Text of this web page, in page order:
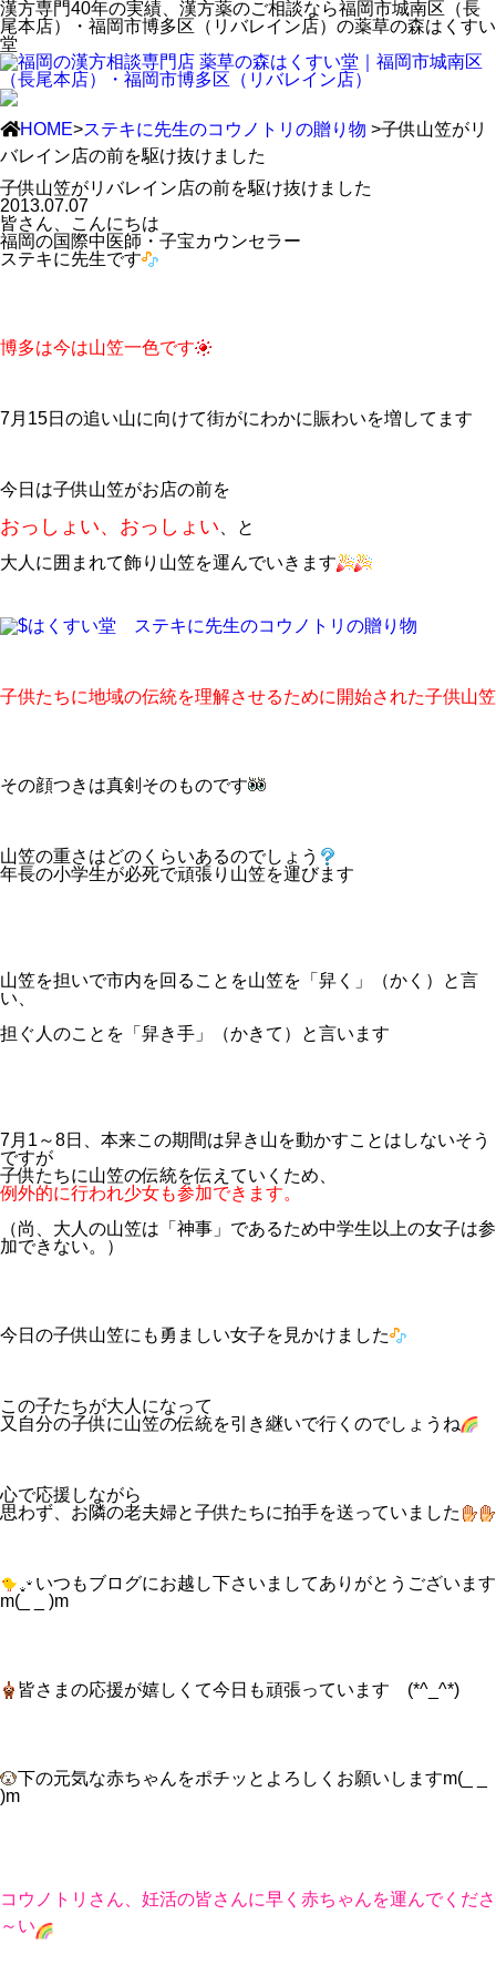
漢方専門40年の実績、漢方薬のご相談なら福岡市城南区（長
尾本店）・福岡市博多区（リバレイン店）の薬草の森はくすい
堂
HOME>ステキに先生のコウノトリの贈り物 >子供山笠がリ
バレイン店の前を駆け抜けました
子供山笠がリバレイン店の前を駆け抜けました
2013.07.07
皆さん、こんにちは
福岡の国際中医師・子宝カウンセラー
ステキに先生です
博多は今は山笠一色です
7月15日の追い山に向けて街がにわかに賑わいを増してます
今日は子供山笠がお店の前を
おっしょい、おっしょい 、と
大人に囲まれて飾り山笠を運んでいきます
子供たちに地域の伝統を理解させるために開始された子供山笠
その顔つきは真剣そのものです
山笠の重さはどのくらいあるのでしょう
年長の小学生が必死で頑張り山笠を運びます
山笠を担いで市内を回ることを山笠を「舁く」（かく）と言
い、
担ぐ人のことを「舁き手」（かきて）と言います
7月1～8日、本来この期間は舁き山を動かすことはしないそう
ですが
子供たちに山笠の伝統を伝えていくため、
例外的に行われ少女も参加できます。
（尚、大人の山笠は「神事」であるため中学生以上の女子は参
加できない。）
今日の子供山笠にも勇ましい女子を見かけました
この子たちが大人になって
又自分の子供に山笠の伝統を引き継いで行くのでしょうね
心で応援しながら
思わず、お隣の老夫婦と子供たちに拍手を送っていました
いつもブログにお越し下さいましてありがとうございます
m(_ _ )m
皆さまの応援が嬉しくて今日も頑張っています (*^_^*)
下の元気な赤ちゃんをポチッとよろしくお願いしますm(_ _
)m
コウノトリさん、妊活の皆さんに早く赤ちゃんを運んでくださ
～い